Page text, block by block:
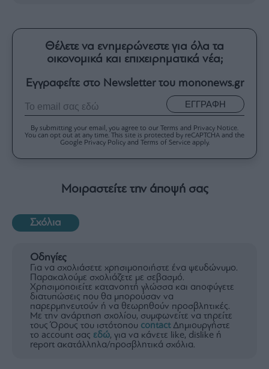
Θέλετε να ενημερώνεστε για όλα τα
οικονομικά και επιχειρηματικά νέα;
Εγγραφείτε στο Newsletter του mononews.gr
ΕΓΓΡΑΦΗ
By submitting your email, you agree to our Terms and Privacy Notice.
You can opt out at any time. This site is protected by reCAPTCHA and the
Google Privacy Policy and Terms of Service apply.
Μοιραστείτε την άποψή σας
Σχόλια
Οδηγίες
Για να σχολιάσετε χρησιμοποιήστε ένα ψευδώνυμο.
Παρακαλούμε σχολιάζετε με σεβασμό.
Χρησιμοποιείτε κατανοητή γλώσσα και αποφύγετε
διατυπώσεις που θα μπορούσαν να
παρερμηνευτούν ή να θεωρηθούν προσβλητικές.
Με την ανάρτηση σχολίου, συμφωνείτε να τηρείτε
τους Όρους του ιστότοπου contactΔημιουργήστε
το account σας εδώ, για να κάνετε like, dislike ή
report ακατάλληλα/προσβλητικά σχόλια.